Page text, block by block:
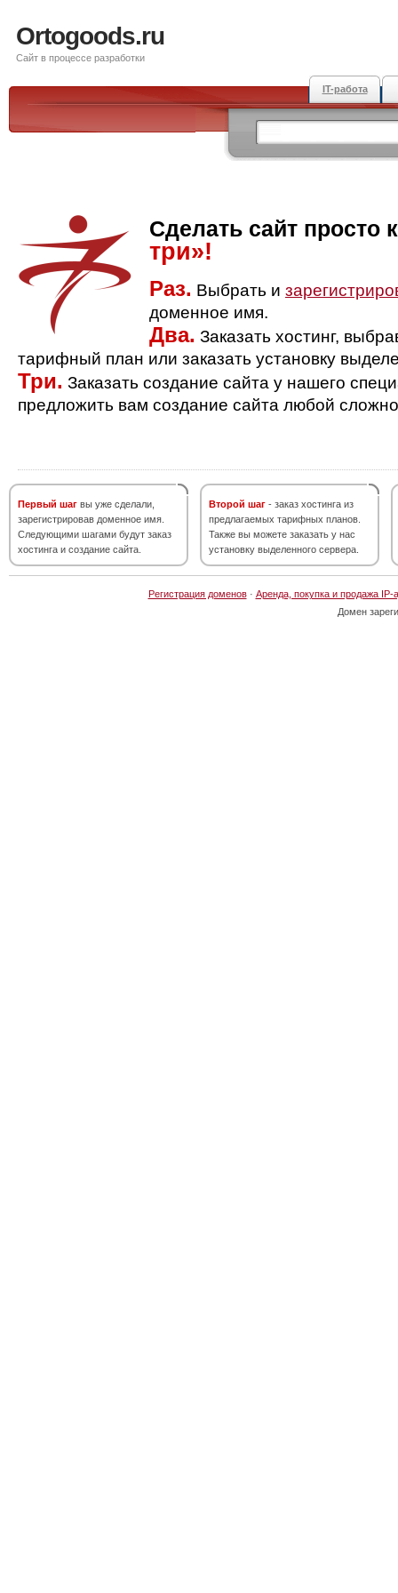
Ortogoods.ru
Сайт в процессе разработки
IT-работа
Сделать сайт просто
три»!
Раз. Выбрать и
доменное имя.
Два. Заказать хостинг,
тарифный план или заказать установку
Три. Заказать создание сайта у нашего
предложить вам создание сайта любой
Первый шаг вы уже сделали,
зарегистрировав доменное имя.
Следующими шагами будут заказ
хостинга и создание сайта.
Второй шаг - заказ хостинга из
предлагаемых тарифных планов.
Также вы можете заказать у нас
установку выделенного сервера.
Регистрация доменов· Аренда, покупка и продажа IP-
Домен